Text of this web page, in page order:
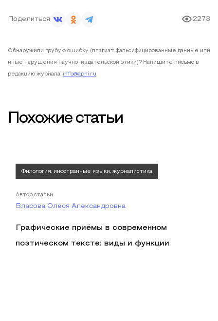
Поделиться 2273
Обнаружили грубую ошибку (плагиат, фальсифицированные данные или
иные нарушения научно-издательской этики)? Напишите письмо в
редакцию журнала: info@apni.ru
Похожие статьи
Филология, иностранные языки, журналистика
Автор статьи
Власова Олеся Александровна
Графические приёмы в современном
поэтическом тексте: виды и функции